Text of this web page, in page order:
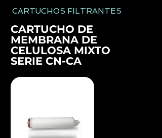
CARTUCHOS FILTRANTES
CARTUCHO DE
MEMBRANA DE
CELULOSA MIXTO
SERIE CN-CA